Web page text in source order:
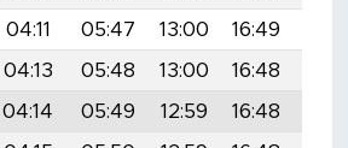
04:11 05:47 13:00 16:49
04:13 05:48 13:00 16:48
04:14 05:49 12:59 16:48